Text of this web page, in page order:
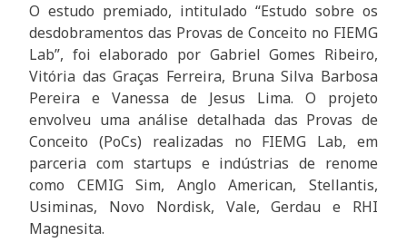
O estudo premiado, intitulado “Estudo sobre os
desdobramentos das Provas de Conceito no FIEMG
Lab”, foi elaborado por Gabriel Gomes Ribeiro,
Vitória das Graças Ferreira, Bruna Silva Barbosa
Pereira e Vanessa de Jesus Lima. O projeto
envolveu uma análise detalhada das Provas de
Conceito (PoCs) realizadas no FIEMG Lab, em
parceria com startups e indústrias de renome
como CEMIG Sim, Anglo American, Stellantis,
Usiminas, Novo Nordisk, Vale, Gerdau e RHI
Magnesita.